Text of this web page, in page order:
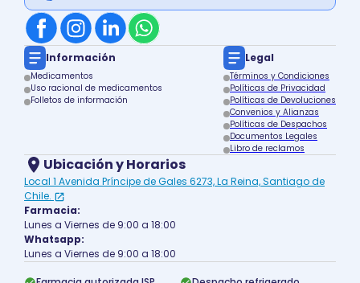
Información
Medicamentos
Uso racional de medicamentos
Folletos de información
Legal
Términos y Condiciones
Políticas de Privacidad
Políticas de Devoluciones
Convenios y Alianzas
Políticas de Despachos
Documentos Legales
Libro de reclamos
Ubicación y Horarios
Local 1 Avenida Príncipe de Gales 6273, La Reina, Santiago de
Chile.
Farmacia:
Lunes a Viernes de 9:00 a 18:00
Whatsapp:
Lunes a Viernes de 9:00 a 18:00